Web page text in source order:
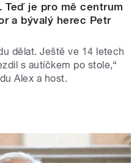
Teď je pro mě centrum
a bývalý herec Petr
dělat. Ještě ve 14 letech
s autíčkem po stole,“
Alex a host.